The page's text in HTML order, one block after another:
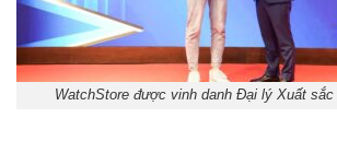
WatchStore được vinh danh Đại lý Xuất sắc